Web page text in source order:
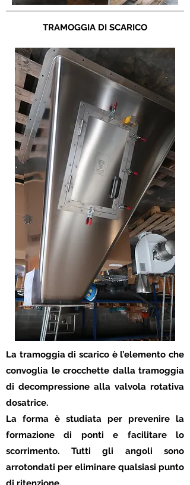
TRAMOGGIA DI SCARICO
La tramoggia di scarico è l’elemento che
convoglia le crocchette dalla tramoggia
di decompressione alla valvola rotativa
dosatrice.
La forma è studiata per prevenire la
formazione di ponti e facilitare lo
scorrimento. Tutti gli angoli sono
arrotondati per eliminare qualsiasi punto